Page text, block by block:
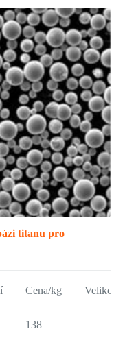
titanu pro
Cena/kg Velikost
138